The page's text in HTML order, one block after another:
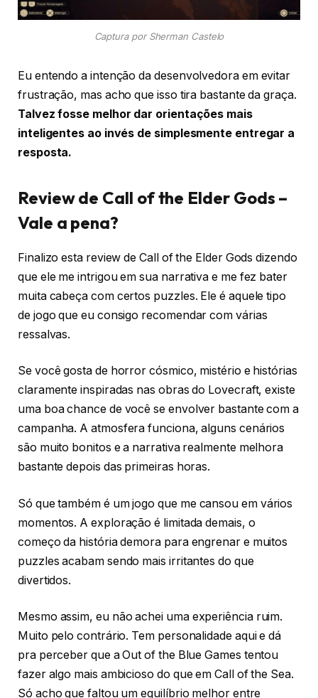
Captura por Sherman Castelo
Eu entendo a intenção da desenvolvedora em evitar
frustração, mas acho que isso tira bastante da graça.
Talvez fosse melhor dar orientações mais
inteligentes ao invés de simplesmente entregar a
resposta.
Review de Call of the Elder Gods –
Vale a pena?
Finalizo esta review de Call of the Elder Gods dizendo
que ele me intrigou em sua narrativa e me fez bater
muita cabeça com certos puzzles. Ele é aquele tipo
de jogo que eu consigo recomendar com várias
ressalvas.
Se você gosta de horror cósmico, mistério e histórias
claramente inspiradas nas obras do Lovecraft, existe
uma boa chance de você se envolver bastante com a
campanha. A atmosfera funciona, alguns cenários
são muito bonitos e a narrativa realmente melhora
bastante depois das primeiras horas.
Só que também é um jogo que me cansou em vários
momentos. A exploração é limitada demais, o
começo da história demora para engrenar e muitos
puzzles acabam sendo mais irritantes do que
divertidos.
Mesmo assim, eu não achei uma experiência ruim.
Muito pelo contrário. Tem personalidade aqui e dá
pra perceber que a Out of the Blue Games tentou
fazer algo mais ambicioso do que em Call of the Sea.
Só acho que faltou um equilíbrio melhor entre